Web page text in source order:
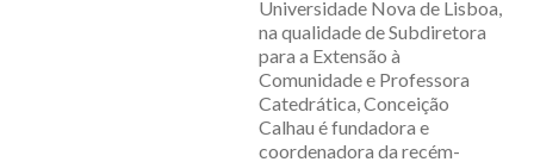
Universidade Nova de Lisboa,
na qualidade de Subdiretora
para a Extensão à
Comunidade e Professora
Catedrática, Conceição
Calhau é fundadora e
coordenadora da recém-